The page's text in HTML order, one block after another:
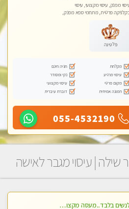
מפנק, עיסוי מקצועי, עיסוי
פרטית, מתחמי ספא מפנק,
טנטרה, עיסוי מגבר לגבר, עיסוי מגבר
לאישה
פלטינה
מקלחת
חניה חינם
עיסוי מרגיע
נקי ומסודר
מקום פרטי
עיסוי מקצועי
תמונה אמיתית
דוברת עיברית
055-4532190
שילה | עיסוי מגבר לאישה
לנשים בלבד..מעסה מקצועי לנשים בלבד